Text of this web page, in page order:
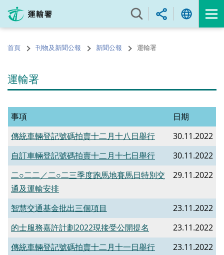
內
的首頁 刊物及新聞公報 新聞公報 運輸署
運輸署
事項
日期
傳統車輛登記號碼拍賣十二月十八日舉行
30.11.2022
自訂車輛登記號碼拍賣十二月十七日舉行
30.11.2022
二○二二／二○二三季度跑馬地賽馬日特別交
通及運輸安排
29.11.2022
智慧交通基金批出三個項目
23.11.2022
的士服務嘉許計劃2022現接受公開提名
23.11.2022
傳統車輛登記號碼拍賣十二月十一日舉行
23.11.2022